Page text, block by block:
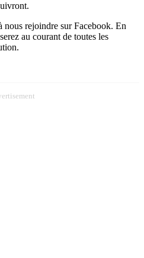
nous rejoindre sur Facebook. En
au courant de toutes les